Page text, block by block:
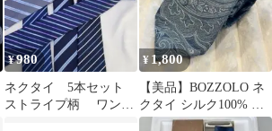
¥980
ネクタイ 5本セット
ストライプ柄 ワンタ
¥ 1,800
【美品】BOZZOLO ネ
クタイ シルク100% ペ
イズリー ブルーグリー